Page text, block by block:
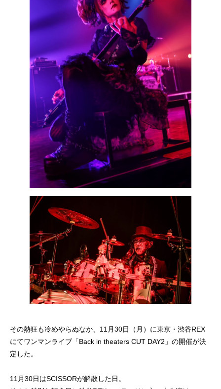
その熱狂も冷めやらぬなか、11月30日（月）に東京・渋谷REX
にてワンマンライブ「Back in theaters CUT DAY2」の開催が決
定した。
11月30日はSCISSORが解散した日。